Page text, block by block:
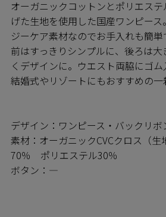
オーガニックコットンとポリエス
げた生地を使用した国産ワンピー
ジーケア素材なのでお手入れも簡単
前はすっきりシンプルに、後ろは
くデザインに。ウエスト両脇にゴム
結婚式やリゾートにもおすすめの一
デザイン：ワンピース・バックリボ
素材：オーガニックCVCクロス（生
70％ ポリエステル30％
ボタン：―